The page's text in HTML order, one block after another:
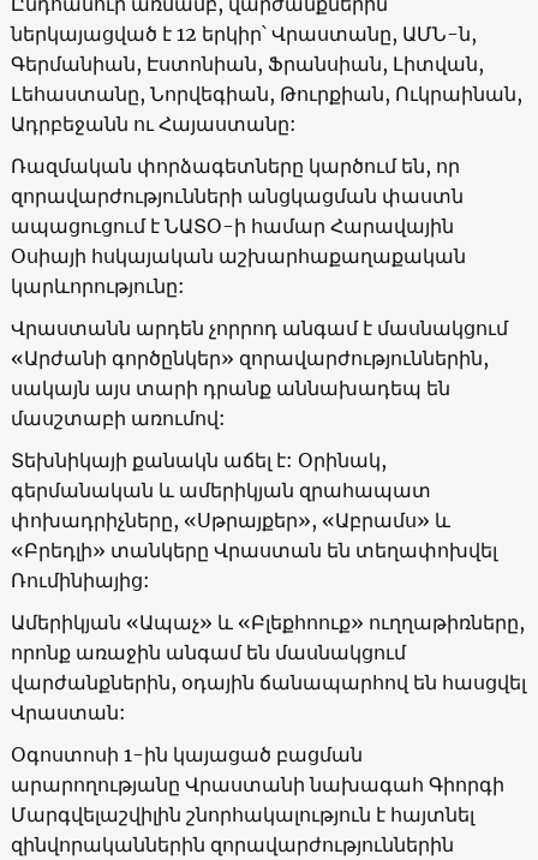
ներկայացված է 12 երկիր՝ Վրաստանը, ԱՄՆ-ն,
Գերմանիան, Էստոնիան, Ֆրանսիան, Լիտվան,
Լեհաստանը, Նորվեգիան, Թուրքիան, Ուկրաինան,
Ադրբեջանն ու Հայաստանը:
Ռազմական փորձագետները կարծում են, որ
զորավարժությունների անցկացման փաստն
ապացուցում է ՆԱՏՕ-ի համար Հարավային
Օսիայի հսկայական աշխարհաքաղաքական
կարևորությունը:
Վրաստանն արդեն չորրոդ անգամ է մասնակցում
«Արժանի գործընկեր» զորավարժություններին,
սակայն այս տարի դրանք աննախադեպ են
մասշտաբի առումով:
Տեխնիկայի քանակն աճել է: Օրինակ,
գերմանական և ամերիկյան զրահապատ
փոխադրիչները, «Սթրայքեր», «Աբրամս» և
«Բրեդլի» տանկերը Վրաստան են տեղափոխվել
Ռումինիայից:
Ամերիկյան «Ապաչ» և «Բլեքհոուք» ուղղաթիռները,
որոնք առաջին անգամ են մասնակցում
վարժանքներին, օդային ճանապարհով են հասցվել
Վրաստան:
Օգոստոսի 1-ին կայացած բացման
արարողությանը Վրաստանի նախագահ Գիորգի
Մարգվելաշվիլին շնորհակալություն է հայտնել
զինվորականներին զորավարժություններին